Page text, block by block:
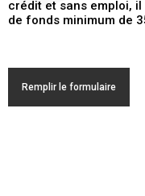
crédit et sans emploi,
de fonds minimum de
Remplir le formulaire